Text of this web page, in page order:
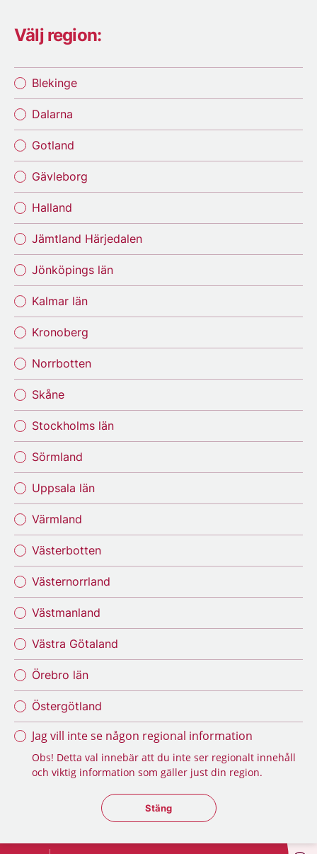
Välj region:
Blekinge
Dalarna
Gotland
Gävleborg
Halland
Jämtland Härjedalen
Jönköpings län
Kalmar län
Kronoberg
Norrbotten
Skåne
Stockholms län
Sörmland
Uppsala län
Värmland
Västerbotten
Västernorrland
Västmanland
Västra Götaland
Örebro län
Östergötland
Jag vill inte se någon regional information
Obs! Detta val innebär att du inte ser regionalt innehåll
och viktig information som gäller just din region.
Stäng regionsväljaren
Stäng